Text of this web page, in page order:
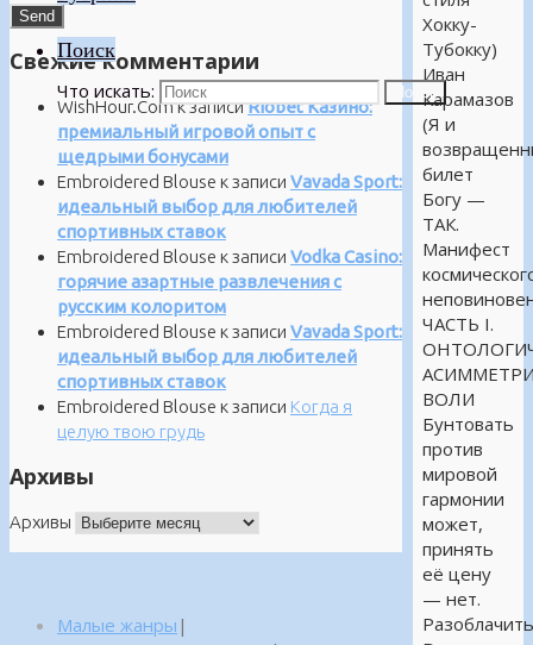
Поиск
Что искать: Поиск
Хокку-
Тубокку)
Иван
Карамазов
(Я и
билет
Богу —
ТАК.
Манифест
ЧАСТЬ I.
ВОЛИ
Бунтовать
против
мировой
гармонии
может,
принять
её цену
— нет.
Свежие комментарии
WishHour.Comк записиRiobet Казино:
премиальный игровой опыт с
щедрыми бонусами
Embroidered Blouse к записи Vavada Sport:
идеальный выбор для любителей
спортивных ставок
Embroidered Blouse к записи Vodka Casino:
горячие азартные развлечения с
русским колоритом
Embroidered Blouse к записи Vavada Sport:
идеальный выбор для любителей
спортивных ставок
Embroidered Blouse к записи Когда я
целую твою грудь
Архивы
Архивы
Малые жанры |